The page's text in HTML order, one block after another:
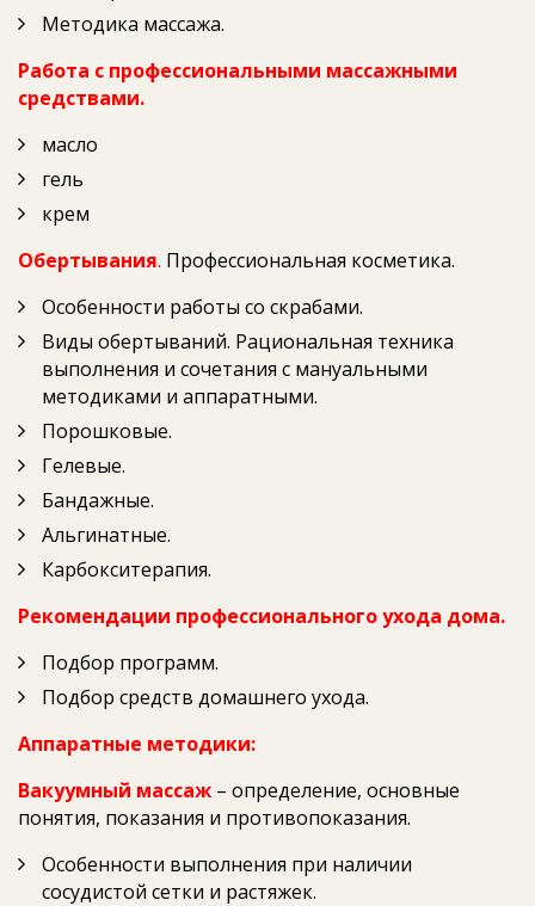
Методика массажа.
Работа с профессиональными массажными
средствами.
масло
гель
крем
Обертывания. Профессиональная косметика.
Особенности работы со скрабами.
Виды обертываний. Рациональная техника
выполнения и сочетания с мануальными
методиками и аппаратными.
Порошковые.
Гелевые.
Бандажные.
Альгинатные.
Карбокситерапия.
Рекомендации профессионального ухода дома.
Подбор программ.
Подбор средств домашнего ухода.
Аппаратные методики:
Вакуумный массаж – определение, основные
понятия, показания и противопоказания.
Особенности выполнения при наличии
сосудистой сетки и растяжек.